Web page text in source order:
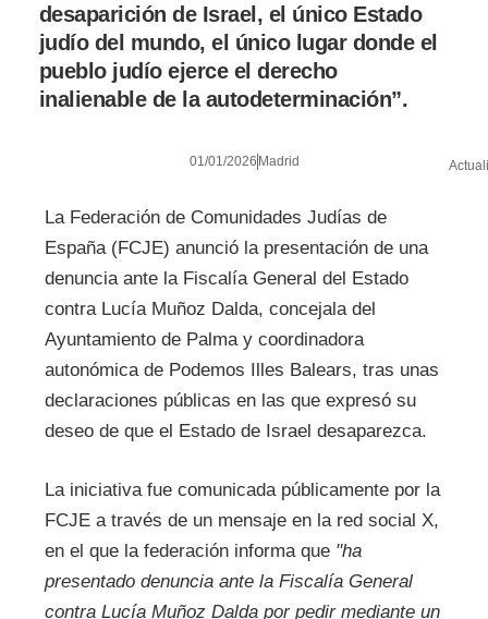
desaparición de Israel, el único Estado
judío del mundo, el único lugar donde el
pueblo judío ejerce el derecho
inalienable de la autodeterminación”.
01/01/2026 Madrid
La Federación de Comunidades Judías de
España (FCJE) anunció la presentación de una
denuncia ante la Fiscalía General del Estado
contra Lucía Muñoz Dalda, concejala del
Ayuntamiento de Palma y coordinadora
autonómica de Podemos Illes Balears, tras unas
declaraciones públicas en las que expresó su
deseo de que el Estado de Israel desaparezca.
La iniciativa fue comunicada públicamente por la
FCJE a través de un mensaje en la red social X,
en el que la federación informa que "ha
presentado denuncia ante la Fiscalía General
contra Lucía Muñoz Dalda por pedir mediante un